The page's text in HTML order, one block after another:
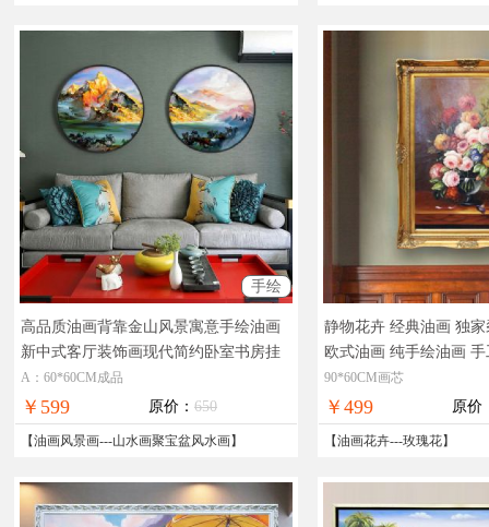
手绘
高品质油画背靠金山风景寓意手绘油画
新中式客厅装饰画现代简约卧室书房挂
画
实物拍摄，精品艺术，在线支付，全
国免邮
A：60*60CM成品
￥599 原价： 650
【油画风景画---山水画聚宝盆风水画】
静物花卉 经典油画 独
欧式油画 纯手绘油画
画 欧式油画，现货图片
国免邮
90*60CM画芯
￥499 原价
【油画花卉---玫瑰花】